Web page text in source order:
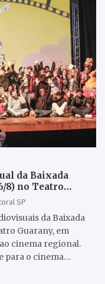
da Baixada
8) no Teatro
SP
da Baixada
Guarany, em
cinema regional.
para o cinema…